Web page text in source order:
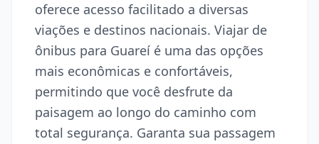
oferece acesso facilitado a diversas
viações e destinos nacionais. Viajar de
ônibus para Guareí é uma das opções
mais econômicas e confortáveis,
permitindo que você desfrute da
paisagem ao longo do caminho com
total segurança. Garanta sua passagem